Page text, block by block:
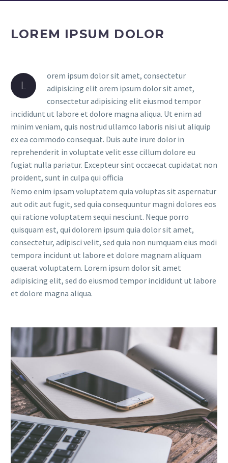
LOREM IPSUM DOLOR
L
orem ipsum dolor sit amet, consectetur
adipisicing elit orem ipsum dolor sit amet,
consectetur adipisicing elit eiusmod tempor
incididunt ut labore et dolore magna aliqua. Ut enim ad
minim veniam, quis nostrud ullamco laboris nisi ut aliquip
ex ea commodo consequat. Duis aute irure dolor in
reprehenderit in voluptate velit esse cillum dolore eu
fugiat nulla pariatur. Excepteur sint occaecat cupidatat non
proident, sunt in culpa qui officia
Nemo enim ipsam voluptatem quia voluptas sit aspernatur
aut odit aut fugit, sed quia consequuntur magni dolores eos
qui ratione voluptatem sequi nesciunt. Neque porro
quisquam est, qui dolorem ipsum quia dolor sit amet,
consectetur, adipisci velit, sed quia non numquam eius modi
tempora incidunt ut labore et dolore magnam aliquam
quaerat voluptatem. Lorem ipsum dolor sit amet
adipisicing elit, sed do eiusmod tempor incididunt ut labore
et dolore magna aliqua.